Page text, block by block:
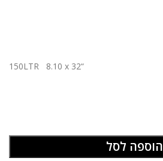
“150LTR 8.10 x 32
הוספה לסל